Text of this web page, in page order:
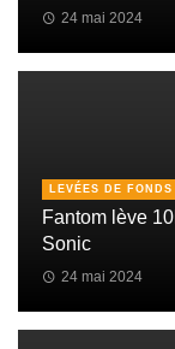
24 mai 2024
LEVÉES DE
Fantom lève
Sonic
24 mai 2024